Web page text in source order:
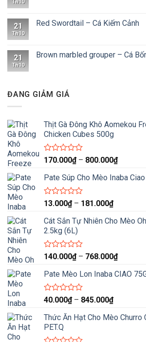
Th10
21
Th10
Red Swordtail – Cá Kiếm Cảnh
21
Th10
Brown marbled grouper – Cá
ĐANG GIẢM GIÁ
Thịt Gà Đông Khô Aomekou
Chicken Cubes 500g
Được
hạng
0
5
170.000₫ – 800.000₫Khoảng
từ
Pate Súp Cho Mèo Inaba
Được
hạng
0
5
sao
13.000₫ – 181.000₫Khoảng
từ
181.000₫
Cát Sắn Tự Nhiên Cho Mèo
2.5kg (6L)
Được
hạng
0
5
140.000₫ – 768.000₫Khoảng
từ
Pate Mèo Lon Inaba CIAO
Được
hạng
0
5
sao
40.000₫ – 845.000₫Khoảng
từ
Thức Ăn Hạt Cho Mèo Churro
PET.Q